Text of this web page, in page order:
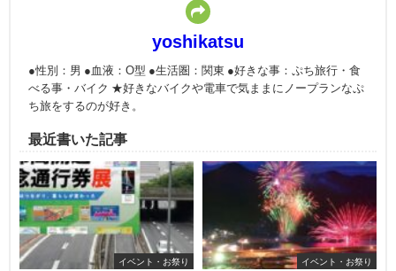
yoshikatsu
●性別：男 ●血液：O型 ●生活圏：関東 ●好きな事：ぷち旅行・食
べる事・バイク ★好きなバイクや電車で気ままにノープランなぷ
ち旅をするのが好き。
最近書いた記事
イベント・お祭り イベント・お祭り